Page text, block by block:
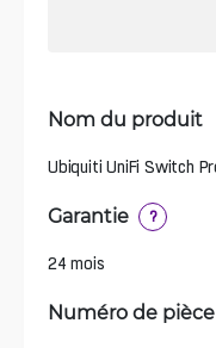
Nom du produit
Ubiquiti UniFi Switch
Garantie ?
24 mois
Numéro de